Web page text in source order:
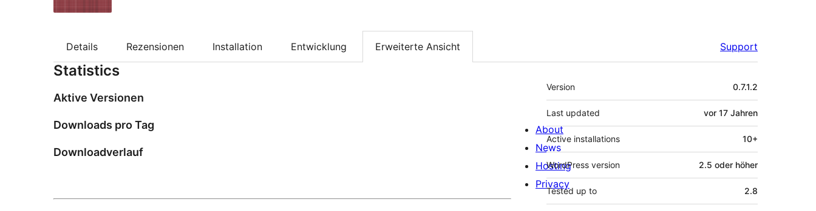
Details Rezensionen Installation Entwicklung Erweiterte Ansicht Support
Statistics
Aktive Versionen
Downloads pro Tag
Downloadverlauf
Meta
Version 0.7.1.2
Last updated vor 17 Jahren
Active installations 10+
WordPress version 2.5 oder höher
Tested up to 2.8
About
News
Hosting
Privacy